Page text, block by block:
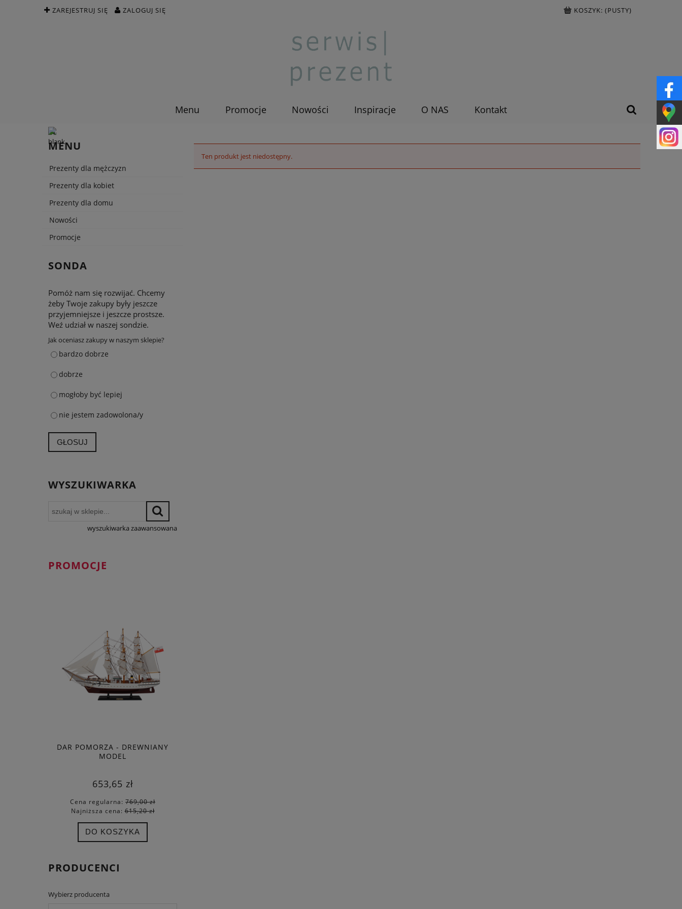
ZAREJESTRUJ SIĘ ZALOGUJ SIĘ KOSZYK: (PUSTY)
Menu Promocje Nowości Inspiracje O NAS Kontakt
MENU
Prezenty dla mężczyzn
Prezenty dla kobiet
Prezenty dla domu
Nowości
Promocje
SONDA
Pomóż nam się rozwijać. Chcemy
żeby Twoje zakupy były jeszcze
przyjemniejsze i jeszcze prostsze.
Weź udział w naszej sondzie.
Jak oceniasz zakupy w naszym sklepie?
bardzo dobrze
dobrze
mogłoby być lepiej
nie jestem zadowolona/y
GŁOSUJ
WYSZUKIWARKA
wyszukiwarka zaawansowana
PROMOCJE
DAR POMORZA - DREWNIANY
MODEL
653,65 zł
Cena regularna: 769,00 zł
Najniższa cena:615,20 zł
DO KOSZYKA
PRODUCENCI
Wybierz producenta
Ten produkt jest niedostępny.